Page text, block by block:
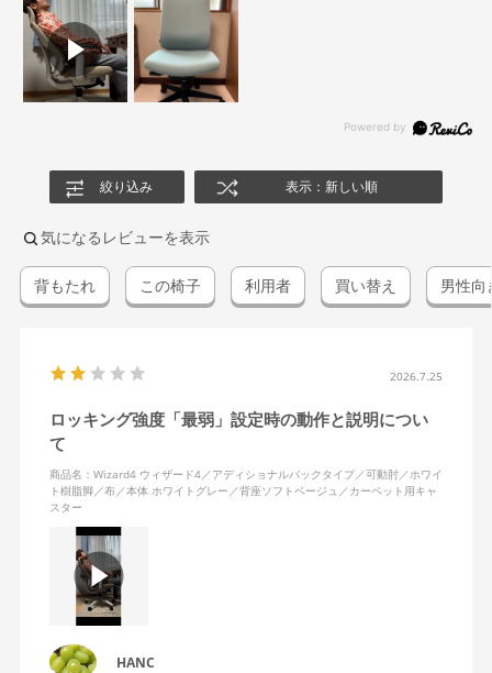
絞り込み 表示：新しい順
気になるレビューを表示
背もたれ この椅子 利用者 買い替え 男性向
2026.7.25
ロッキング強度「最弱」設定時の動作と説明につい
て
商品名：Wizard4 ウィザード4／アディショナルバックタイプ／可動肘／ホワイ
ト樹脂脚／布／本体 ホワイトグレー／背座ソフトベージュ／カーペット用キャ
スター
HANC